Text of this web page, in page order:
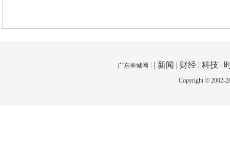
广东羊城网 | 新闻 | 财经 | 科技 |
Copyright © 2002-